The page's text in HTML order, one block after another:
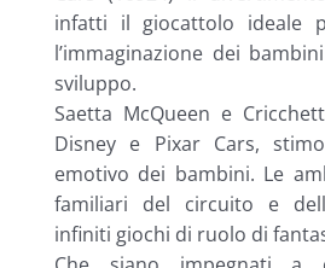
infatti il giocattolo ideale
l’immaginazione dei
sviluppo.
Saetta McQueen e
Disney e Pixar Cars,
emotivo dei bambini. Le
familiari del circuito e
infiniti giochi di ruolo di